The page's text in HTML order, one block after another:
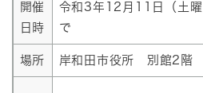
開催
日時
令和3年12月11日（土
で
場所 岸和田市役所 別館2階